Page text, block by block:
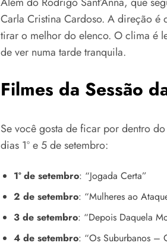
Carla Cristina Cardoso. A direção
tirar o melhor do elenco. O clima é
de ver numa tarde tranquila.
Filmes da Sessão
Se você gosta de ficar por dentro
dias 1º e 5 de setembro:
1º de setembro: “Jogada Certa”
2 de setembro: “Mulheres ao
3 de setembro: “Depois Daquela
4 de setembro: “Os Suburbanos –